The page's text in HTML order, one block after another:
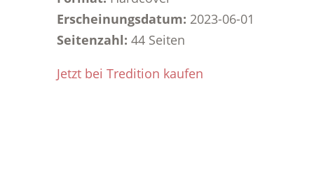
Erscheinungsdatum: 2023-06-01
Seitenzahl: 44 Seiten
Jetzt bei Tredition kaufen